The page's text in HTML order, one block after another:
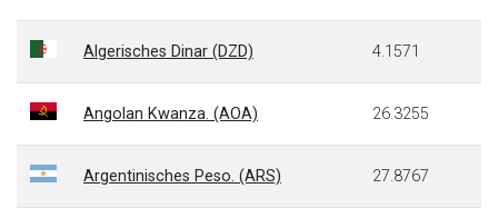
Algerisches Dinar (DZD) 4.1571
Angolan Kwanza. (AOA) 26.3255
Argentinisches Peso. (ARS) 27.8767